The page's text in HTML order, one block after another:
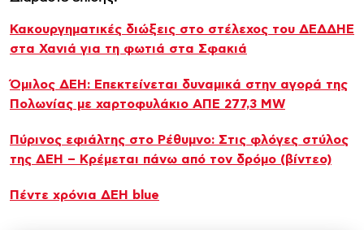
Κακουργηματικές διώξεις στο στέλεχος του ΔΕΔΔΗΕ
στα Χανιά για τη φωτιά στα Σφακιά
Όμιλος ΔΕΗ: Επεκτείνεται δυναμικά στην αγορά της
Πολωνίας με χαρτοφυλάκιο ΑΠΕ 277,3 MW
Πύρινος εφιάλτης στο Ρέθυμνο: Στις φλόγες στύλος
της ΔΕΗ – Κρέμεται πάνω από τον δρόμο (βίντεο)
Πέντε χρόνια ΔΕΗ blue